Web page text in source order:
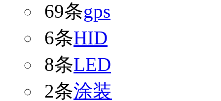
69条gps
6条HID
8条LED
2条涂装